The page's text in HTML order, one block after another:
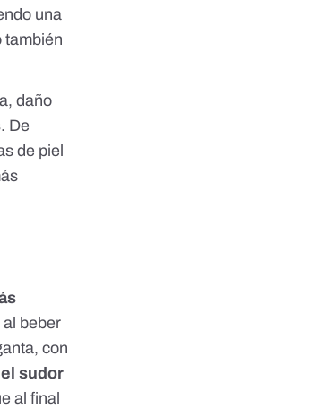
una
también
daño
. De
de piel
al beber
con
sudor
al final